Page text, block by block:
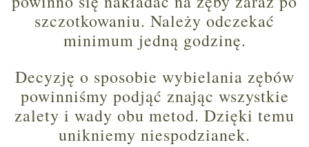
szczotkowaniu. Należy odczekać
minimum jedną godzinę.
Decyzję o sposobie wybielania zębów
powinniśmy podjąć znając wszystkie
zalety i wady obu metod. Dzięki temu
unikniemy niespodzianek.